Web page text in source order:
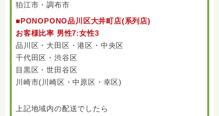
狛江市・調布市
■PONOPONO品川区大井町店(系列店)
お客様比率 男性7:女性3
品川区・大田区・港区・中央区
千代田区・渋谷区
目黒区・世田谷区
川崎市(川崎区・中原区・幸区)
上記地域内の配送でしたら